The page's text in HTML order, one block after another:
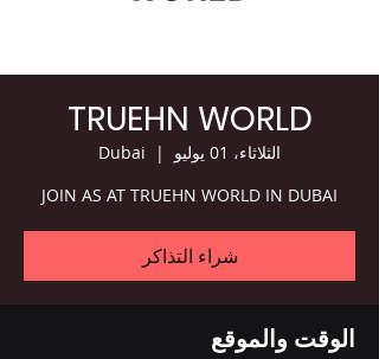
TRUEHN WORLD
الثلاثاء، 01 يوليو
  |
Dubai
JOIN AS AT TRUEHN WORLD IN DUBAI
شراء التذاكر
الوقت والموقع